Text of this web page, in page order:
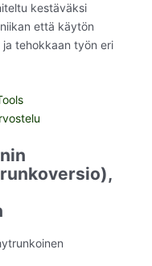
kestäväksi
että käytön
tehokkaan työn eri